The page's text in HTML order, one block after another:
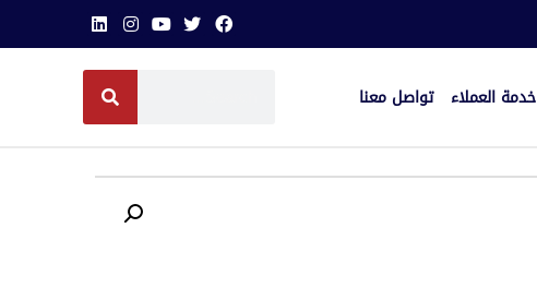
خدمة العملاء تواصل معنا